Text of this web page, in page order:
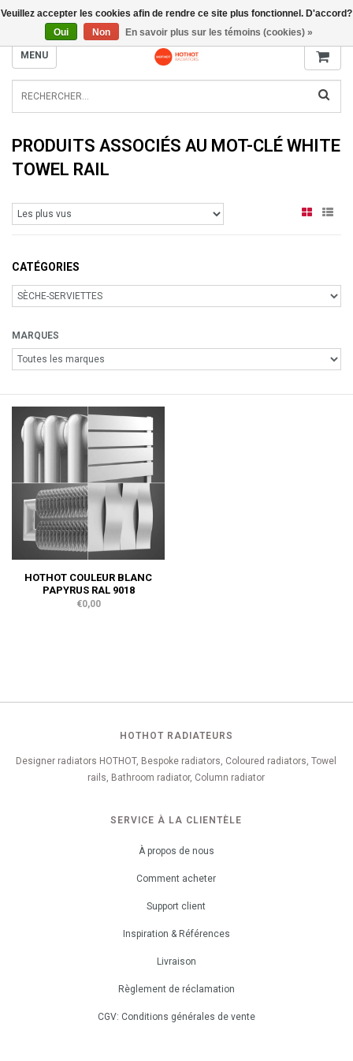
INFO@RADIATORS.SHOP
MENU
PRODUITS ASSOCIÉS AU MOT-CLÉ WHITE
TOWEL RAIL
CATÉGORIES
MARQUES
HOTHOT COULEUR BLANC
PAPYRUS RAL 9018
€0,00
HOTHOT RADIATEURS
Designer radiators HOTHOT, Bespoke radiators, Coloured radiators, Towel
rails, Bathroom radiator, Column radiator
SERVICE À LA CLIENTÈLE
À propos de nous
Comment acheter
Support client
Inspiration & Références
Livraison
Règlement de réclamation
CGV: Conditions générales de vente
Veuillez accepter les cookies afin de rendre ce site plus fonctionnel. D'accord?
Oui
Non En savoir plus sur les témoins (cookies) »